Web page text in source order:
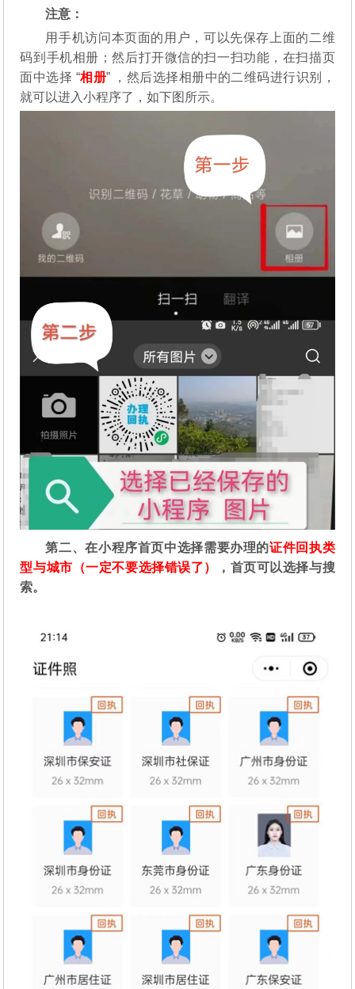
注意：
用手机访问本页面的用户，可以先保存上面的二维
码到手机相册；然后打开微信的扫一扫功能，在扫描页
面中选择 “相册” ，然后选择相册中的二维码进行识别，
就可以进入小程序了，如下图所示。
第二、在小程序首页中选择需要办理的证件回执类
型与城市（一定不要选择错误了）
，首页可以选择与搜
索。